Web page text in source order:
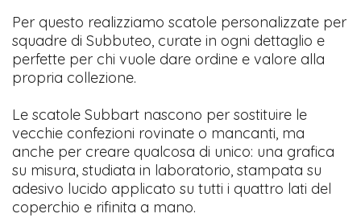
Per questo realizziamo scatole personalizzate per
squadre di Subbuteo, curate in ogni dettaglio e
perfette per chi vuole dare ordine e valore alla
propria collezione.
Le scatole Subbart nascono per sostituire le
vecchie confezioni rovinate o mancanti, ma
anche per creare qualcosa di unico: una grafica
su misura, studiata in laboratorio, stampata su
adesivo lucido applicato su tutti i quattro lati del
coperchio e rifinita a mano.